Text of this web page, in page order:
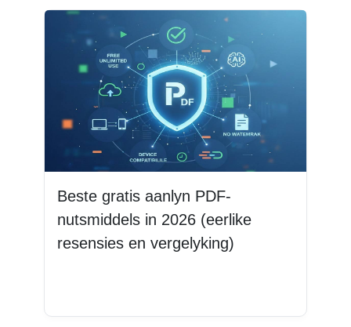
Beste gratis aanlyn PDF-
nutsmiddels in 2026 (eerlike
resensies en vergelyking)